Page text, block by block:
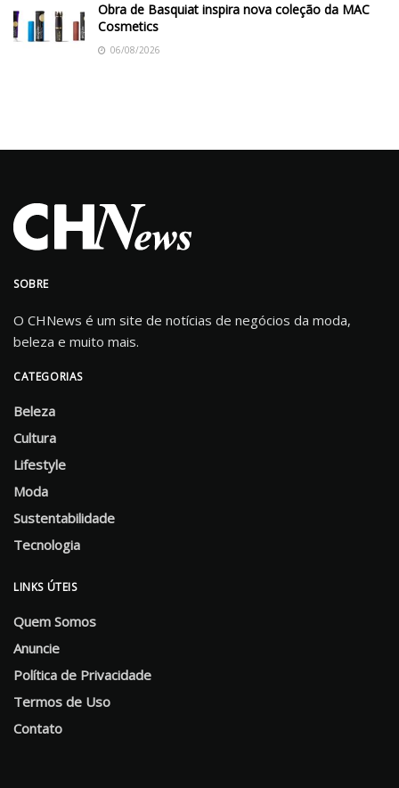
Obra de Basquiat inspira nova coleção da MAC
Cosmetics
06/08/2026
SOBRE
O CHNews é um site de notícias de negócios da moda,
beleza e muito mais.
CATEGORIAS
Beleza
Cultura
Lifestyle
Moda
Sustentabilidade
Tecnologia
LINKS ÚTEIS
Quem Somos
Anuncie
Política de Privacidade
Termos de Uso
Contato